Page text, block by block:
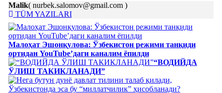
Malik( nurbek.salomov@gmail.com )
TÜM YAZILARI
Малоҳат Эшонқулова: Ўзбекистон режими танқиди
ортидан YouTube’даги каналим ёпилди
“ВОДИЙДА
ЎЛИШ ТАКИКЛАНАДИ”